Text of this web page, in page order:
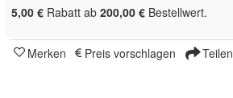
5,00 € Rabatt ab 200,00 € Bestellwert.
Merken Preis vorschlagen Teilen